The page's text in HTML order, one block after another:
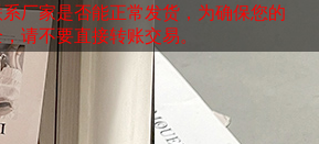
厂家是否能正常发货，为确保您的
请不要直接转账交易。